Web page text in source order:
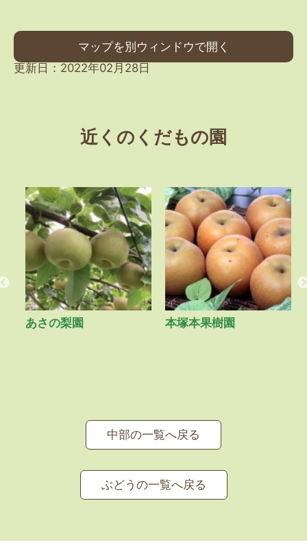
マップを別ウィンドウで開く
更新日：2022年02月28日
近くのくだもの園
あさの梨園 本塚本果樹園
中部の一覧へ戻る
ぶどうの一覧へ戻る